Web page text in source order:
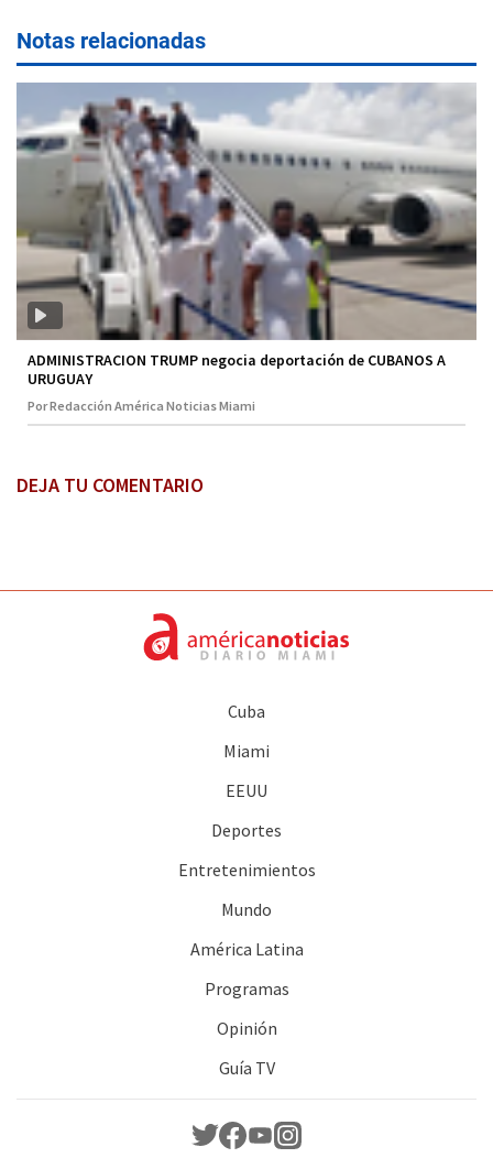
Notas relacionadas
ADMINISTRACION TRUMP negocia deportación de CUBANOS A
URUGUAY
Por Redacción América Noticias Miami
DEJA TU COMENTARIO
Cuba
Miami
EEUU
Deportes
Entretenimientos
Mundo
América Latina
Programas
Opinión
Guía TV